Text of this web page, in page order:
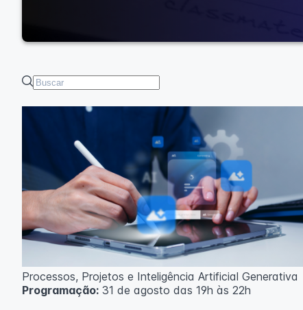
Processos, Projetos e Inteligência Artificial Generativa
Programação: 31 de agosto das 19h às 22h